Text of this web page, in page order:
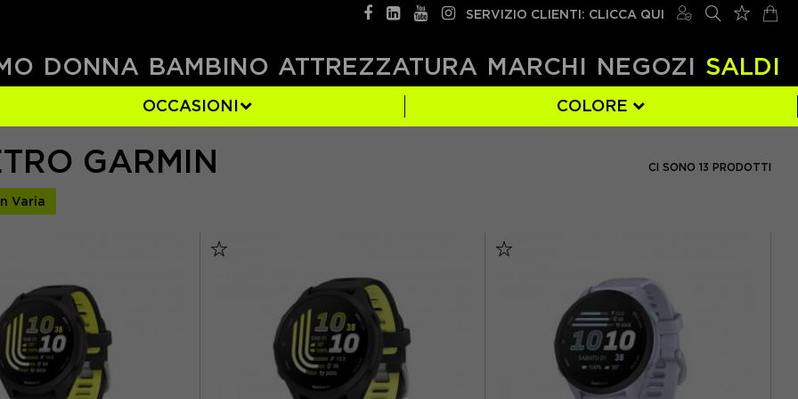
SERVIZIO CLIENTI: CLICCA QUI
DONNA BAMBINO ATTREZZATURA MARCHI NEGOZI SALDI
OCCASIONI COLORE
GARMIN CI SONO 13 PRODOTTI
Varia